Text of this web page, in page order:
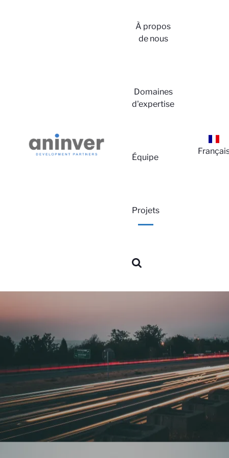
À propos
de nous
Domaines
d'expertise
Équipe
Projets